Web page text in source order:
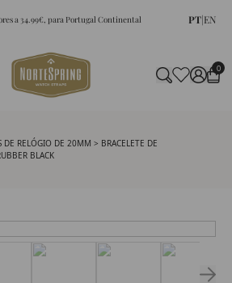
a 34.99€, para Portugal Continental PT|EN
0
DE RELÓGIO DE 20MM > BRACELETE DE
BLACK